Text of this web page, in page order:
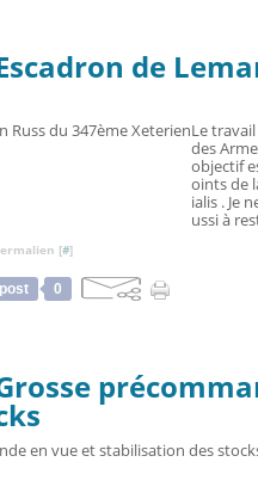
de
Le
des
objectif
oints de
ialis . Je
ussi à
[#]
0